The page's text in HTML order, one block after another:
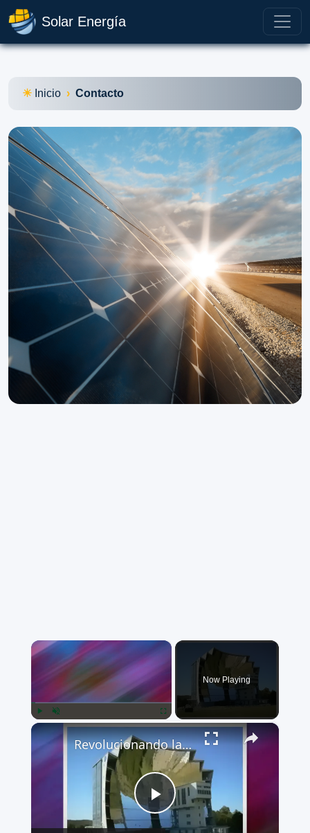
Solar Energía
Inicio Contacto
×
Unmute Fullscreen
Now Playing
×
Play
Revolucionando la Energía: El Poder de los Concentradores Solares